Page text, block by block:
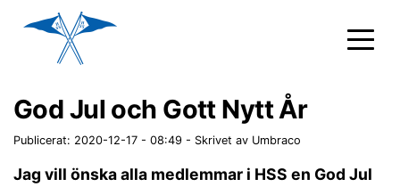
God Jul och Gott Nytt År
Publicerat: 2020-12-17 - 08:49 - Skrivet av Umbraco
Jag vill önska alla medlemmar i HSS en God Jul